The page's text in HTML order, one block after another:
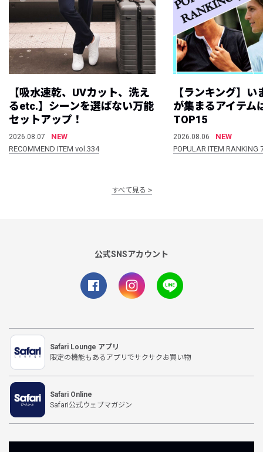
【吸水速乾、UVカット、洗え
るetc.】シーンを選ばない万能
セットアップ！
2026.08.07
NEW
RECOMMEND ITEM vol.334
【ランキング】
が集まるアイテム
TOP15
2026.08.06
NEW
POPULAR ITEM
すべて見る
公式SNSアカウント
Safari Lounge アプリ
限定の機能もあるアプリでサクサクお買い物
Safari Online
Safari公式ウェブマガジン